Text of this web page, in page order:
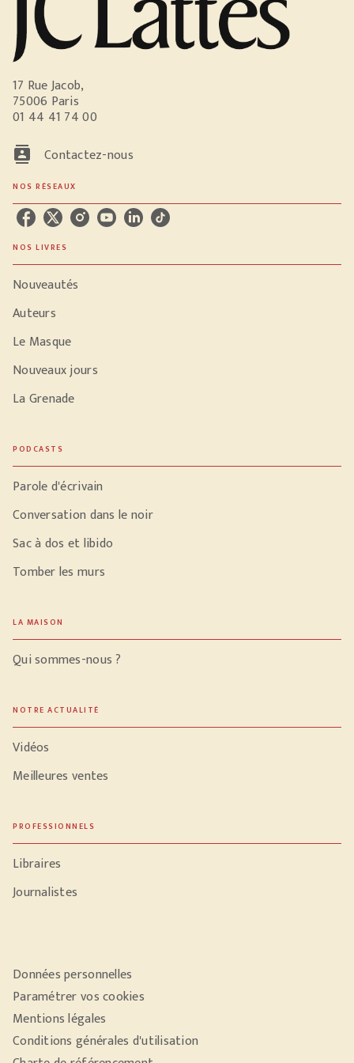
17 Rue Jacob,
75006 Paris
01 44 41 74 00
contacts Contactez-nous
NOS RÉSEAUX
NOS LIVRES
Nouveautés
Auteurs
Le Masque
Nouveaux jours
La Grenade
PODCASTS
Parole d'écrivain
Conversation dans le noir
Sac à dos et libido
Tomber les murs
LA MAISON
Qui sommes-nous ?
NOTRE ACTUALITÉ
Vidéos
Meilleures ventes
PROFESSIONNELS
Libraires
Journalistes
Données personnelles
Paramétrer vos cookies
Mentions légales
Conditions générales d'utilisation